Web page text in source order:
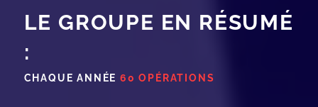
LE GROUPE EN RÉSUMÉ
:
CHAQUE ANNÉE 60 OPÉRATIONS